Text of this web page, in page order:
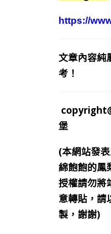
https://
文章內容純
考！
堡
(本網站發
綿飽飽的鳳
授權請勿將
意轉貼，請
製，謝謝)